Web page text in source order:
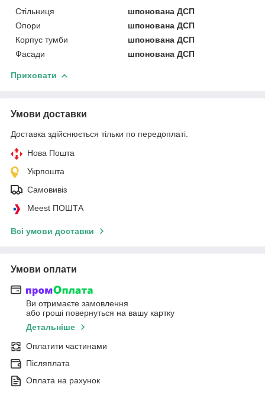
Стільниця
шпонована ДСП
Опори
шпонована ДСП
Корпус тумби
шпонована ДСП
Фасади
шпонована ДСП
Приховати
Умови доставки
Доставка здійснюється тільки по передоплаті.
Нова Пошта
Укрпошта
Самовивіз
Meest ПОШТА
Всі умови доставки
Умови оплати
Ви отримаєте замовлення
або гроші повернуться на вашу картку
Детальніше
Оплатити частинами
Післяплата
Оплата на рахунок